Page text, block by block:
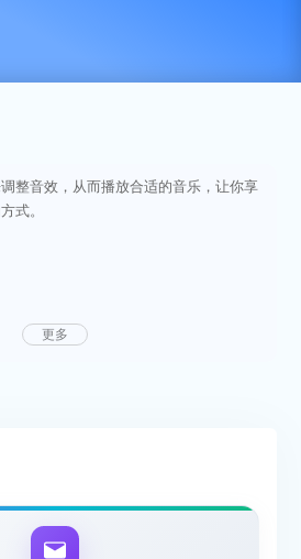
整音效，从而播放合适的音乐，让你享
式。
更多